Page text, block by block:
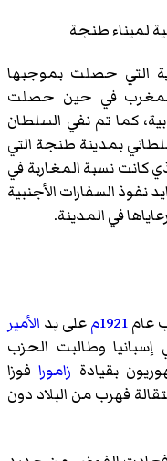
لميناء طنجة
التي حصلت بموجبها
في حين حصلت
كما تم نفي السلطان
بمدينة طنجة التي
كانت نسبة المغاربة في
تزايد نفوذ السفارات الأجنبية
في المدينة.
عام1921م على يد الأمير
إسبانيا وطالبت الحزب
بقيادة زامورافوزا
فهرب من البلاد دون